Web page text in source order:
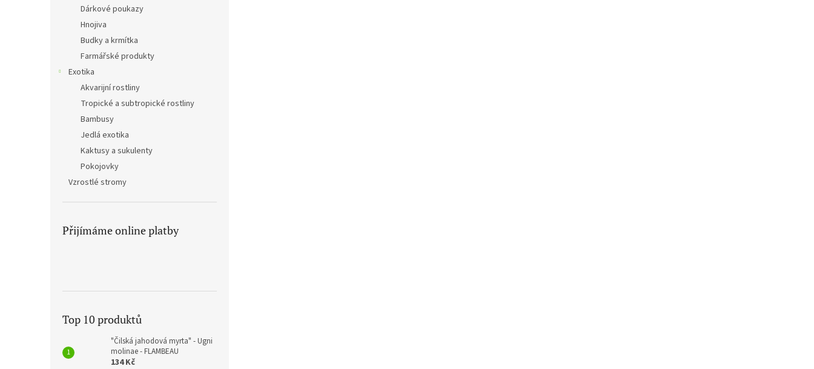
Dárkové poukazy
Hnojiva
Budky a krmítka
Farmářské produkty
Exotika
Akvarijní rostliny
Tropické a subtropické rostliny
Bambusy
Jedlá exotika
Kaktusy a sukulenty
Pokojovky
Vzrostlé stromy
Přijímáme online platby
Top 10 produktů
"Čilská jahodová myrta" - Ugni
molinae - FLAMBEAU
134 Kč